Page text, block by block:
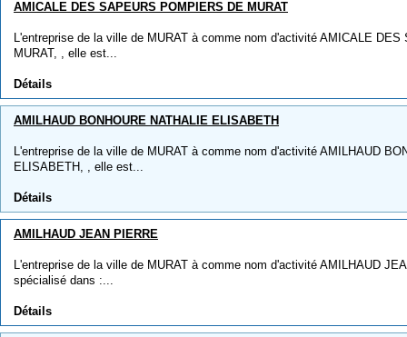
AMICALE DES SAPEURS POMPIERS DE MURAT
L'entreprise de la ville de MURAT à comme nom d'activité AMICALE
MURAT, , elle est...
Détails
AMILHAUD BONHOURE NATHALIE ELISABETH
L'entreprise de la ville de MURAT à comme nom d'activité AMILHAUD
ELISABETH, , elle est...
Détails
AMILHAUD JEAN PIERRE
L'entreprise de la ville de MURAT à comme nom d'activité AMILHAUD
spécialisé dans :...
Détails